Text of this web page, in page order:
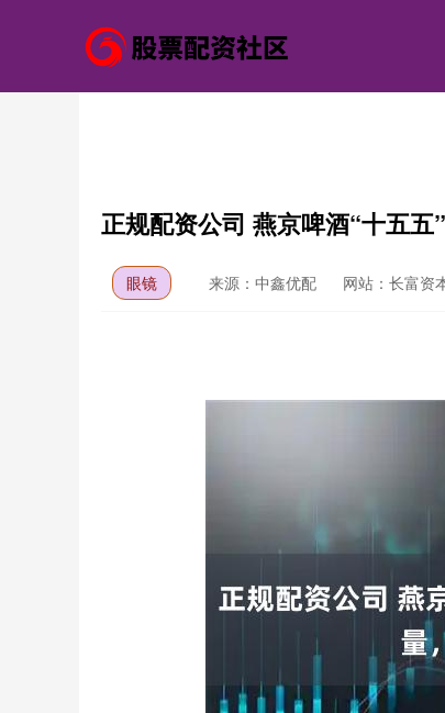
正规配资公司 燕京啤酒“十五
眼镜 来源：中鑫优配 网站：长富资